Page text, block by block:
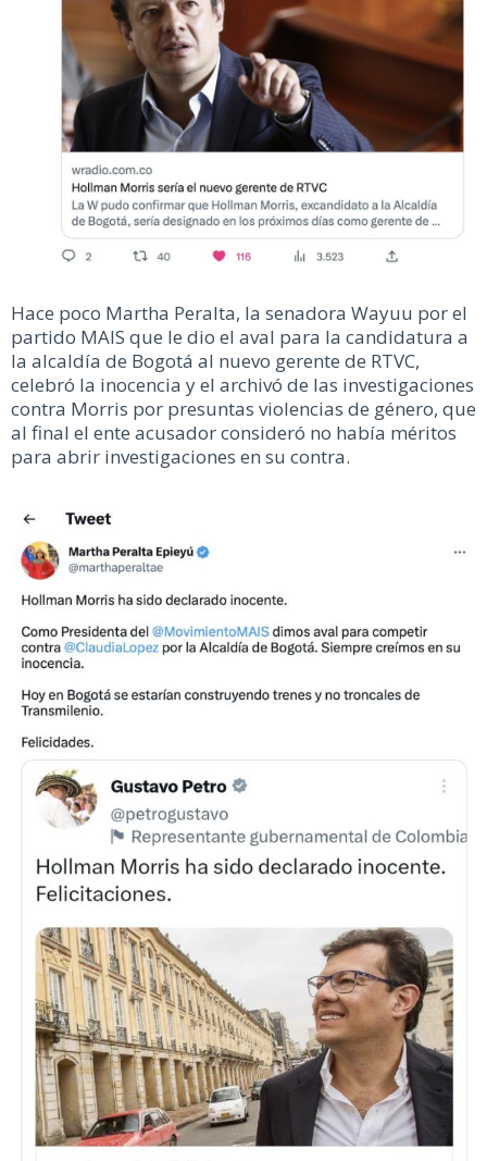
Hace poco Martha Peralta, la senadora Wayuu por el
partido MAIS que le dio el aval para la candidatura a
la alcaldía de Bogotá al nuevo gerente de RTVC,
celebró la inocencia y el archivó de las investigaciones
contra Morris por presuntas violencias de género, que
al final el ente acusador consideró no había méritos
para abrir investigaciones en su contra.